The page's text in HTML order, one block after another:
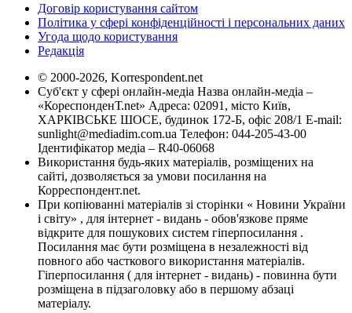
Договір користування сайтом
Політика у сфері конфіденційності і персональних даних
Угода щодо користування
Редакція
© 2000-2026, Korrespondent.net
Суб'єкт у сфері онлайн-медіа Назва онлайн-медіа –
«КореспонденТ.net» Адреса: 02091, місто Київ,
ХАРКІВСЬКЕ ШОСЕ, будинок 172-Б, офіс 208/1 E-mail:
sunlight@mediadim.com.ua Телефон: 044-205-43-00
Ідентифікатор медіа – R40-06068
Використання будь-яких матеріалів, розміщених на
сайті, дозволяється за умови посилання на
Корреспондент.net.
При копіюванні матеріалів зі сторінки « Новини України
і світу» , для інтернет - видань - обов'язкове пряме
відкрите для пошукових систем гіперпосилання .
Посилання має бути розміщена в незалежності від
повного або часткового використання матеріалів.
Гіперпосилання ( для інтернет - видань) - повинна бути
розміщена в підзаголовку або в першому абзаці
матеріалу.